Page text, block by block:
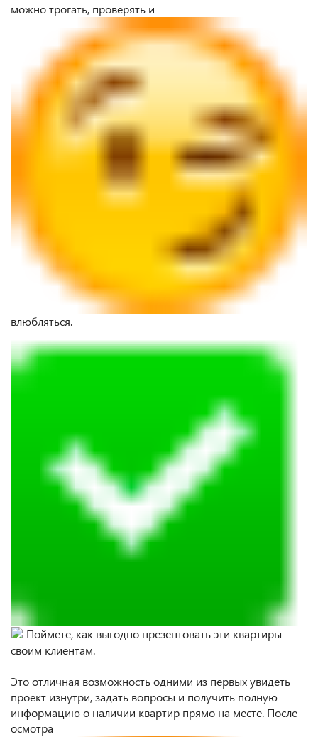
можно трогать, проверять и
влюбляться.
Поймете, как выгодно презентовать эти квартиры
своим клиентам.
Это отличная возможность одними из первых увидеть
проект изнутри, задать вопросы и получить полную
информацию о наличии квартир прямо на месте. После
осмотра